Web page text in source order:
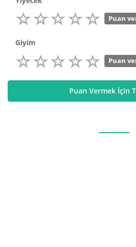
Puan
Giyim
Puan
Puan Vermek İçin